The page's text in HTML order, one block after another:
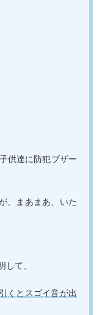
供達に防犯ブザー
、まあまあ、いた
して、
くとスゴイ音が出